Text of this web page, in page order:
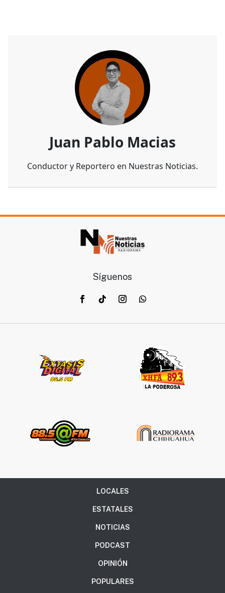
Juan Pablo Macias
Conductor y Reportero en Nuestras Noticias.
Síguenos
LOCALES
ESTATALES
NOTICIAS
PODCAST
OPINIÓN
POPULARES